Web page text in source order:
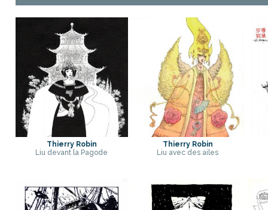
Thierry Robin
Liu devant la Pagode
Thierry Robin
Liu avec des ailes